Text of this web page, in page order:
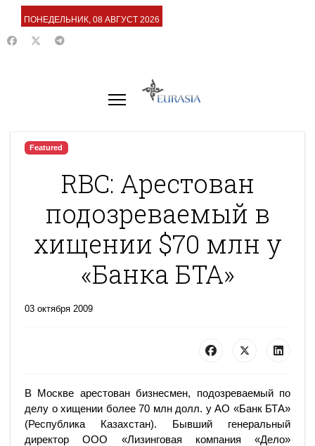
ПОНЕДЕЛЬНИК, 08 АВГУСТ 2026
Featured
RBC: Арестован
подозреваемый в
хищении $70 млн у
«Банка БТА»
03 октября 2009
В Москве арестован бизнесмен, подозреваемый по
делу о хищении более 70 млн долл. у АО «Банк БТА»
(Республика Казахстан). Бывший генеральный
директор ООО «Лизинговая компания «Дело»